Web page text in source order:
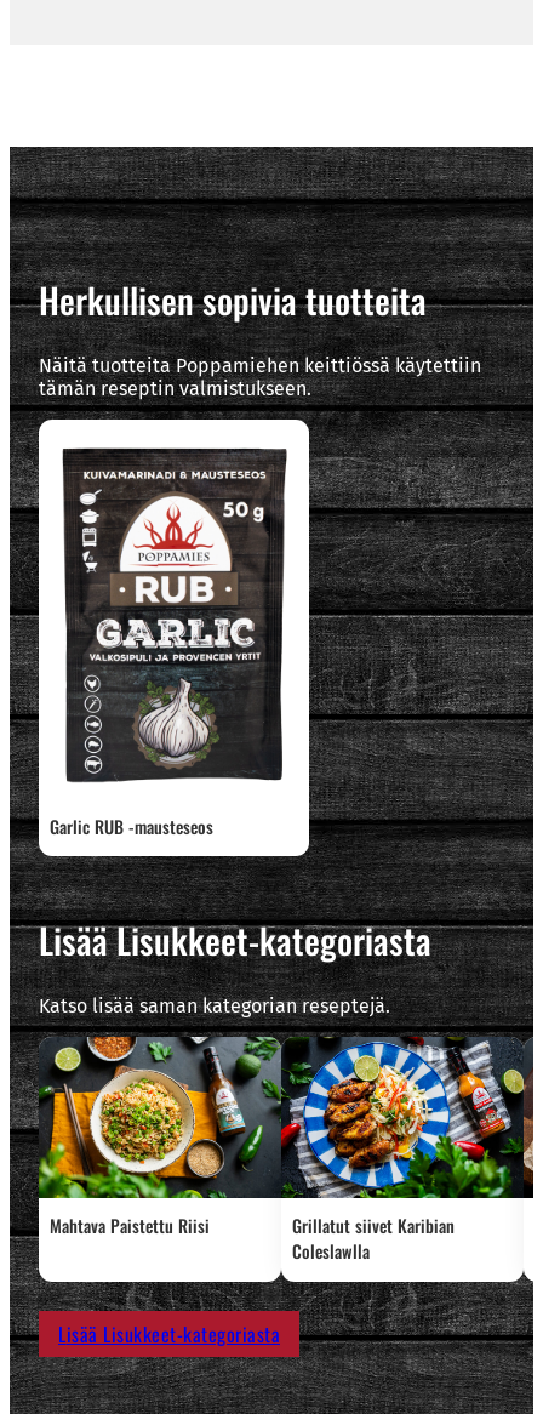
Herkullisen sopivia tuotteita
Näitä tuotteita Poppamiehen keittiössä käytettiin
tämän reseptin valmistukseen.
Garlic RUB -mausteseos
Lisää Lisukkeet-kategoriasta
Katso lisää saman kategorian reseptejä.
Mahtava Paistettu Riisi
Grillatut siivet Karibian
Coleslawlla
Lisää Lisukkeet-kategoriasta